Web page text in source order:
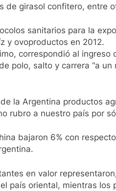
de girasol confitero, entre
sanitarios para la
y ovoproductos en 2012.
correspondió al ingreso
polo, salto y carrera “a un
la Argentina productos
rubro a nuestro país por
bajaron 6% con
en valor
país oriental, mientras los